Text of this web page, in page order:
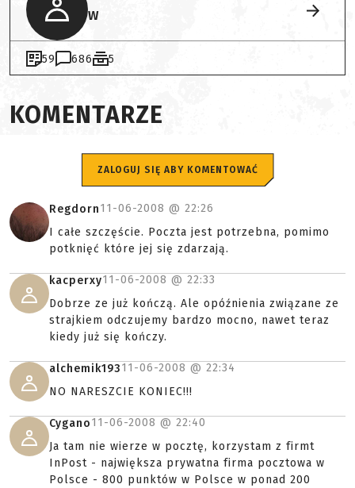
W
59 686 5
KOMENTARZE
ZALOGUJ SIĘ ABY KOMENTOWAĆ
Regdorn11-06-2008 @ 22:26
I całe szczęście. Poczta jest potrzebna, pomimo
potknięć które jej się zdarzają.
kacperxy11-06-2008 @ 22:33
Dobrze ze już kończą. Ale opóźnienia związane ze
strajkiem odczujemy bardzo mocno, nawet teraz
kiedy już się kończy.
alchemik19311-06-2008 @ 22:34
NO NARESZCIE KONIEC!!!
Cygano11-06-2008 @ 22:40
Ja tam nie wierze w pocztę, korzystam z firmt
InPost - największa prywatna firma pocztowa w
Polsce - 800 punktów w Polsce w ponad 200